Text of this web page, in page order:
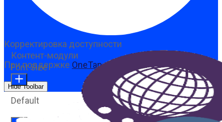
Корректировка доступности
При поддержке OneTap
Hide Toolbar
Контент-модули
Font Size
Default